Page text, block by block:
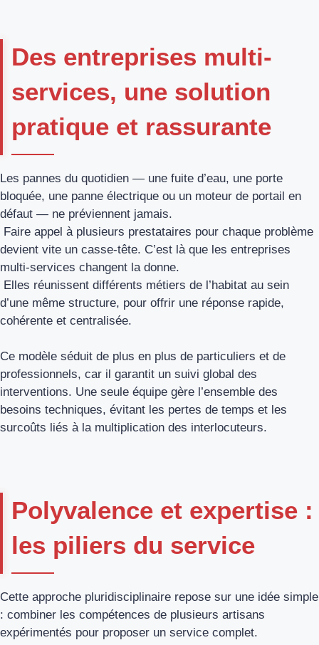
Des entreprises multi-
services, une solution
pratique et rassurante
Les pannes du quotidien — une fuite d’eau, une porte
bloquée, une panne électrique ou un moteur de portail en
défaut — ne préviennent jamais.
Faire appel à plusieurs prestataires pour chaque problème
devient vite un casse-tête. C’est là que les entreprises
multi-services changent la donne.
Elles réunissent différents métiers de l’habitat au sein
d’une même structure, pour offrir une réponse rapide,
cohérente et centralisée.
Ce modèle séduit de plus en plus de particuliers et de
professionnels, car il garantit un suivi global des
interventions. Une seule équipe gère l’ensemble des
besoins techniques, évitant les pertes de temps et les
surcoûts liés à la multiplication des interlocuteurs.
Polyvalence et expertise :
les piliers du service
Cette approche pluridisciplinaire repose sur une idée simple
: combiner les compétences de plusieurs artisans
expérimentés pour proposer un service complet.